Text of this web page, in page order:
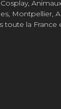
Montpellier,
toute la France